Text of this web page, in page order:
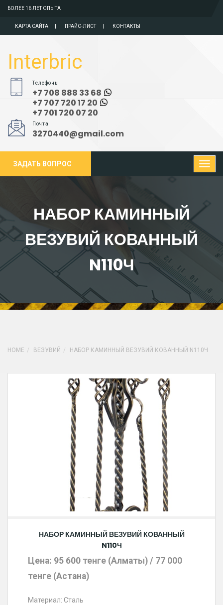
БОЛЕЕ 16 ЛЕТ ОПЫТА
КАРТА САЙТА ПРАЙС-ЛИСТ КОНТАКТЫ
Interbric
Телефоны
+7 708 888 33 68
+7 707 720 17 20
+7 701 720 07 20
Почта
3270440@gmail.com
ЗАДАТЬ ВОПРОС
НАБОР КАМИННЫЙ
ВЕЗУВИЙ КОВАННЫЙ
N110Ч
HOME ВЕЗУВИЙ НАБОР КАМИННЫЙ ВЕЗУВИЙ КОВАННЫЙ N110Ч
НАБОР КАМИННЫЙ ВЕЗУВИЙ КОВАННЫЙ
N110Ч
Цена: 95 600 тенге (Алматы) / 77 000
тенге (Астана)
Материал: Сталь